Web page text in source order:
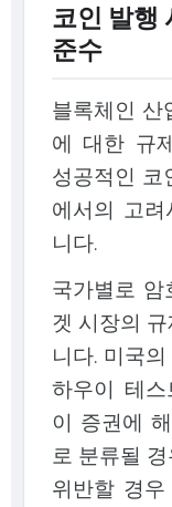
코인 발행
준수
블록체인 산
에 대한 규
성공적인 코
에서의 고
니다.
국가별로 암
겟 시장의
니다. 미국
하우이 테
이 증권에
로 분류될
위반할 경